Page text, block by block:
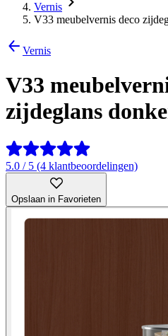
Vernis
V33 meubelvernis deco
Vernis
V33
zijdeglans
5.0 / 5 (4 klantbeoordelingen)
Opslaan in Favorieten